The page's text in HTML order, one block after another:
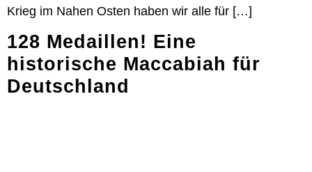
Krieg im Nahen Osten haben wir alle für […]
128 Medaillen! Eine
historische Maccabiah für
Deutschland